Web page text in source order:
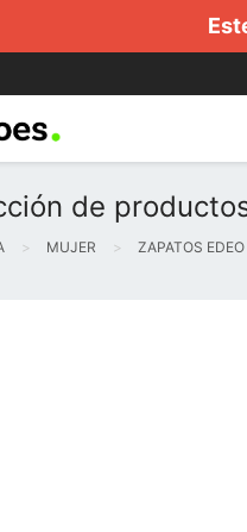
de
MUJER ZAPATOS EDEO